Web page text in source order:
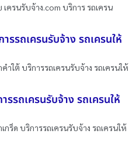
ครนรับจ้าง.com บริการ รถเครน
รรถเครนรับจ้าง รถเครนให้
ำใต้ บริการรถเครนรับจ้าง รถเครนให้
รรถเครนรับจ้าง รถเครนให้
กร็ด บริการรถเครนรับจ้าง รถเครนให้